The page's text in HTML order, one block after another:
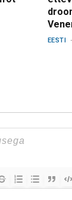
EESTI